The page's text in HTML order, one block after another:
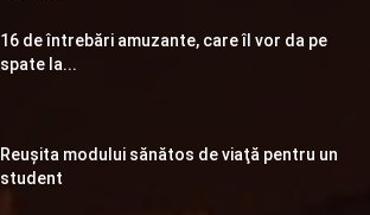
16 de întrebări amuzante, care îl vor da pe
spate la...
Reuşita modului sănătos de viaţă pentru un
student